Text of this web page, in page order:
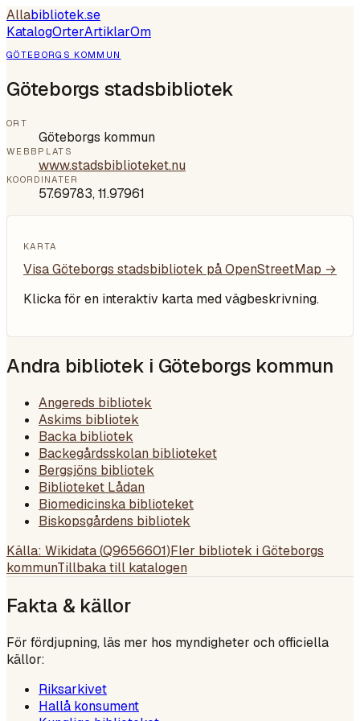
Allabibliotek.se
KatalogOrterArtiklarOm
GÖTEBORGS KOMMUN
Göteborgs stadsbibliotek
ORT
Göteborgs kommun
WEBBPLATS
www.stadsbiblioteket.nu
KOORDINATER
57.69783,11.97961
KARTA
VisaGöteborgs stadsbibliotek på OpenStreetMap →
Klicka för en interaktiv karta med vägbeskrivning.
Andra bibliotek i Göteborgs kommun
Angereds bibliotek
Askims bibliotek
Backa bibliotek
Backegårdsskolan biblioteket
Bergsjöns bibliotek
Biblioteket Lådan
Biomedicinska biblioteket
Biskopsgårdens bibliotek
Källa: Wikidata (Q9656601)Fler bibliotek i Göteborgs
kommunTillbaka till katalogen
Fakta & källor
För fördjupning, läs mer hos myndigheter och officiella
källor:
Riksarkivet
Hallå konsument